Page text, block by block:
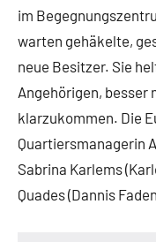
im
warten gehäkelte,
neue Besitzer. Sie
Angehörigen, besser
klarzukommen. Die
Quartiersmanagerin
Sabrina Karlems
Quades (Dannis